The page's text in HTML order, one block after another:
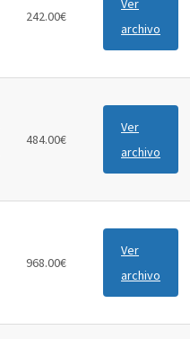
242.00€
Ver
archivo
484.00€
Ver
archivo
968.00€
Ver
archivo